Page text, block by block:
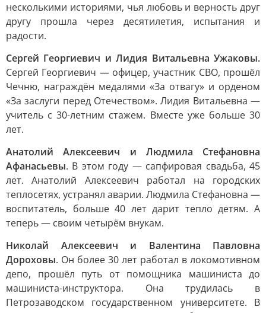
несколькими историями, чья любовь и верность друг
другу прошла через десятилетия, испытания и
радости.
Сергей Георгиевич и Лидия Витальевна Ужаковы.
Сергей Георгиевич — офицер, участник СВО, прошёл
Чечню, награждён медалями «За отвагу» и орденом
«За заслуги перед Отечеством». Лидия Витальевна —
учитель с 30-летним стажем. Вместе уже больше 30
лет.
Анатолий Алексеевич и Людмила Стефановна
Афанасьевы. В этом году — сапфировая свадьба, 45
лет. Анатолий Алексеевич работал на городских
теплосетях, устранял аварии. Людмила Стефановна —
воспитатель, больше 40 лет дарит тепло детям. А
теперь — своим четырём внукам.
Николай Алексеевич и Валентина Павловна
Дороховы. Он более 30 лет работал в локомотивном
депо, прошёл путь от помощника машиниста до
машиниста-инструктора. Она трудилась в
Петрозаводском государственном университете. В